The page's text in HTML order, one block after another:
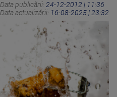
Data publicării: 24-12-2012 | 11:36
Data actualizării: 16-08-2025 | 23:32